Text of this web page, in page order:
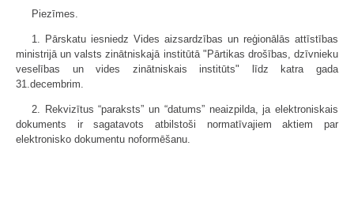
Piezīmes.
1. Pārskatu iesniedz Vides aizsardzības un reģionālās attīstības
ministrijā un valsts zinātniskajā institūtā "Pārtikas drošības, dzīvnieku
veselības un vides zinātniskais institūts" līdz katra gada
31.decembrim.
2. Rekvizītus “paraksts” un “datums” neaizpilda, ja elektroniskais
dokuments ir sagatavots atbilstoši normatīvajiem aktiem par
elektronisko dokumentu noformēšanu.